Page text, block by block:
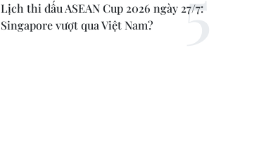
Lịch thi đấu ASEAN Cup 2026 ngày 27/7:
Singapore vượt qua Việt Nam?